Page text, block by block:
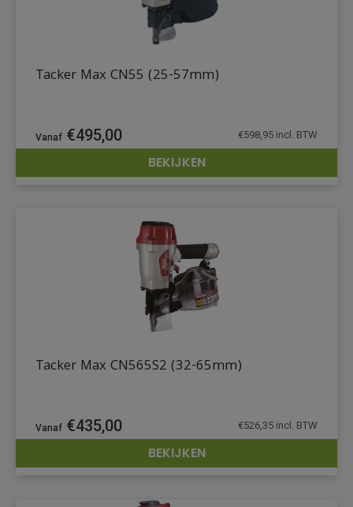
DETAILS
Tacker Max CN55 (25-57mm)
€495,00 €598,95 incl. BTW
BEKIJKEN
DETAILS
Tacker Max CN565S2 (32-65mm)
€435,00 €526,35 incl. BTW
BEKIJKEN